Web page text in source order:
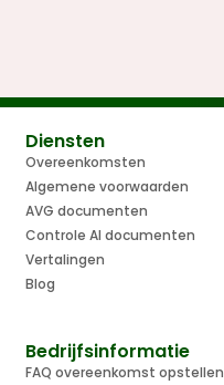
Diensten
Overeenkomsten
Algemene voorwaarden
AVG documenten
Controle AI documenten
Vertalingen
Blog
Bedrijfsinformatie
FAQ overeenkomst opstellen